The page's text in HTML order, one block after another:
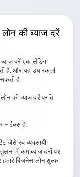
लोन कीब्याज दरें
ब्याज दरें एक लेंडिंग
हैं, और यह उधारकर्ता
है.
की ब्याज दरें प्रति
+ टैक्स है.
जैसे स्व-व्यवसायी
में कम ब्याज दरों पर
हमारे बिज़नेस लोन शुल्क